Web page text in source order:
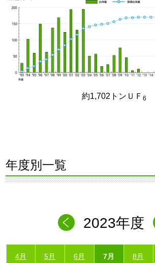
約1,702トンＵＦ 6
年度別一覧
2023年度
4月 5月 6月 7月 8月